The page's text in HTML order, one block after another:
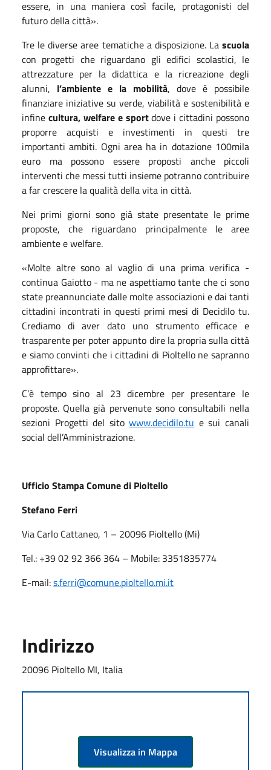
essere, in una maniera così facile, protagonisti del
futuro della città».
Tre le diverse aree tematiche a disposizione. La scuola
con progetti che riguardano gli edifici scolastici, le
attrezzature per la didattica e la ricreazione degli
alunni, l’ambiente e la mobilità, dove è possibile
finanziare iniziative su verde, viabilità e sostenibilità e
infine cultura, welfare e sportdove i cittadini possono
proporre acquisti e investimenti in questi tre
importanti ambiti. Ogni area ha in dotazione 100mila
euro ma possono essere proposti anche piccoli
interventi che messi tutti insieme potranno contribuire
a far crescere la qualità della vita in città.
Nei primi giorni sono già state presentate le prime
proposte, che riguardano principalmente le aree
ambiente e welfare.
«Molte altre sono al vaglio di una prima verifica -
continua Gaiotto - ma ne aspettiamo tante che ci sono
state preannunciate dalle molte associazioni e dai tanti
cittadini incontrati in questi primi mesi di Decidilo tu.
Crediamo di aver dato uno strumento efficace e
trasparente per poter appunto dire la propria sulla città
e siamo convinti che i cittadini di Pioltello ne sapranno
approfittare».
C’è tempo sino al 23 dicembre per presentare le
proposte. Quella già pervenute sono consultabili nella
sezioni Progetti del sitowww.decidilo.tu e sui canali
social dell’Amministrazione.
Ufficio Stampa Comune di Pioltello
Stefano Ferri
Via Carlo Cattaneo, 1 – 20096 Pioltello (Mi)
Tel.: +39 02 92 366 364 – Mobile: 3351835774
E-mail:s.ferri@comune.pioltello.mi.it
Indirizzo
20096 Pioltello MI, Italia
Visualizza in Mappa